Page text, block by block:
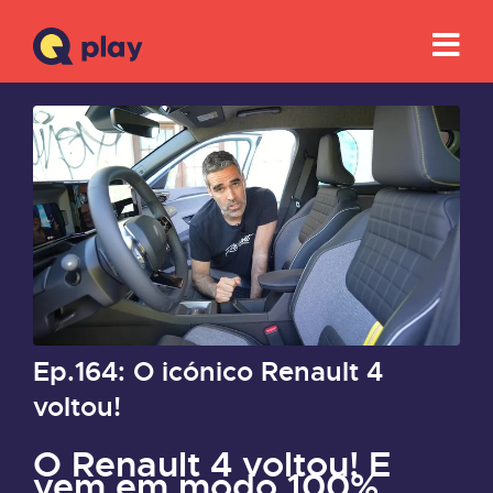
Ep.164: O icónico Renault 4
voltou!
O Renault 4 voltou! E